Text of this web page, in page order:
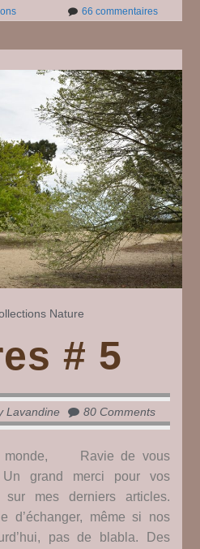
66 commentairessur
Nature
# 5
Lavandine 80 Comments
monde, Ravie de vous
Un grand merci pour vos
sur mes derniers articles.
d’échanger, même si nos
pas de blabla. Des